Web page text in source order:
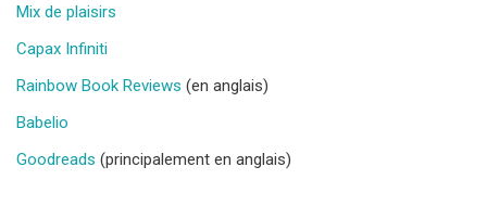
Mix de plaisirs
Capax Infiniti
Rainbow Book Reviews (en anglais)
Babelio
Goodreads (principalement en anglais)